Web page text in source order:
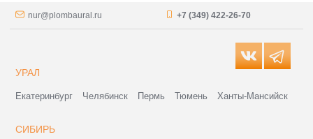
nur@plombaural.ru +7 (349) 422-26-70
УРАЛ
Екатеринбург Челябинск Пермь Тюмень Ханты-Мансийск
СИБИРЬ